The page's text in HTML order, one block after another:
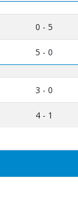
0 - 5
5 - 0
3 - 0
4 - 1